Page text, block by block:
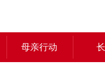
母亲行动